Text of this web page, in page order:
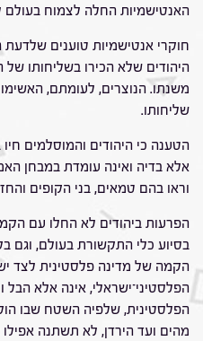
האנטישמיות החלה לצמוח בעולם
חוקרי אנטישמיות טוענים
היהודים שלא הכירו בשליחותו
משנתו. הנוצרים, לעומתם,
שליחותו.
הטענה כי היהודים והמוסלמים
אלא בדיה ואינה עומדת במבחן
וראו בהם טמאים, בני הקופים
הפרעות ביהודים לא החלו עם
בסיוע כלי התקשורת בעולם, וגם
הקמה של מדינה פלסטינית לצד
הפלסטיני־ישראלי, אינה אלא הבל
הפלסטינית, שלפיה השטח שבו
מהים ועד הירדן, לא תשתנה